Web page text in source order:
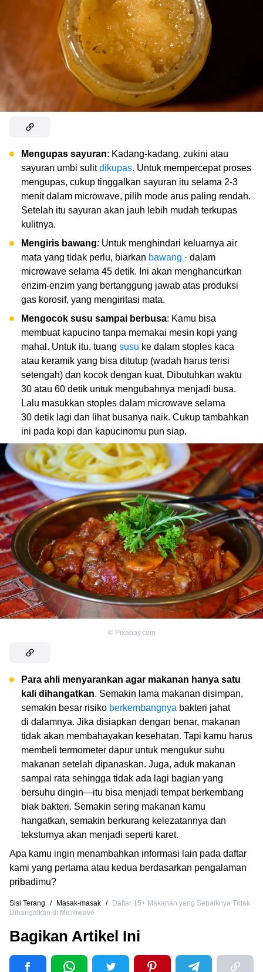
Mengupas sayuran: Kadang-kadang, zukini atau
sayuran umbi sulitdikupas. Untuk mempercepat proses
mengupas, cukup tinggalkan sayuran itu selama 2-3
menit dalam microwave, pilih mode arus paling rendah.
Setelah itu sayuran akan jauh lebih mudah terkupas
kulitnya.
Mengiris bawang: Untuk menghindari keluarnya air
mata yang tidak perlu, biarkan bawang · dalam
microwave selama 45 detik. Ini akan menghancurkan
enzim-enzim yang bertanggung jawab atas produksi
gas korosif, yang mengiritasi mata.
Mengocok susu sampai berbusa: Kamu bisa
membuat kapucino tanpa memakai mesin kopi yang
mahal. Untuk itu, tuang susu ke dalam stoples kaca
atau keramik yang bisa ditutup (wadah harus terisi
setengah) dan kocok dengan kuat. Dibutuhkan waktu
30 atau 60 detik untuk mengubahnya menjadi busa.
Lalu masukkan stoples dalam microwave selama
30 detik lagi dan lihat busanya naik. Cukup tambahkan
ini pada kopi dan kapucinomu pun siap.
© Pixabay.com
Para ahli menyarankan agar makanan hanya satu
kali dihangatkan. Semakin lama makanan disimpan,
semakin besar risiko berkembangnya bakteri jahat
di dalamnya. Jika disiapkan dengan benar, makanan
tidak akan membahayakan kesehatan. Tapi kamu harus
membeli termometer dapur untuk mengukur suhu
makanan setelah dipanaskan. Juga, aduk makanan
sampai rata sehingga tidak ada lagi bagian yang
bersuhu dingin—itu bisa menjadi tempat berkembang
biak bakteri. Semakin sering makanan kamu
hangatkan, semakin berkurang kelezatannya dan
teksturnya akan menjadi seperti karet.
Apa kamu ingin menambahkan informasi lain pada daftar
kami yang pertama atau kedua berdasarkan pengalaman
pribadimu?
Sisi Terang / Masak-masak /
Daftar 15+ Makanan yang Sebaiknya Tidak
Dihangatkan di Microwave
Bagikan Artikel Ini